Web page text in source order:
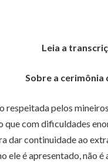
Leia a
Sobre a
respeitada pelos
com dificuldades
dar continuidade ao
é apresentado, não